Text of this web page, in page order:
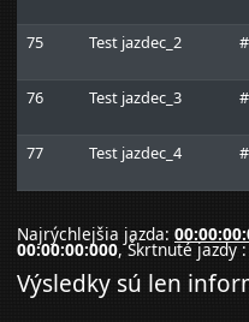
75 Test jazdec_2
76 Test jazdec_3
77 Test jazdec_4
Najrýchlejšia jazda:
00:00:00:000, Škrtnuté jazdy
Výsledky sú len